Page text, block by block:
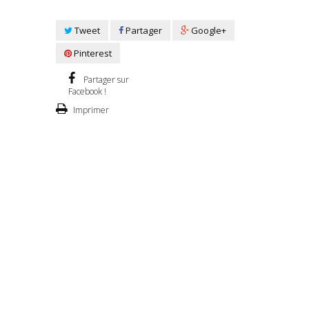
Tweet Partager
Google+
Pinterest
Partager sur
Facebook !
Imprimer